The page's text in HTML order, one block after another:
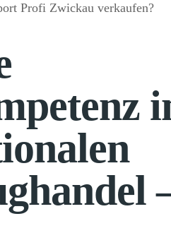
Profi Zwickau verkaufen?